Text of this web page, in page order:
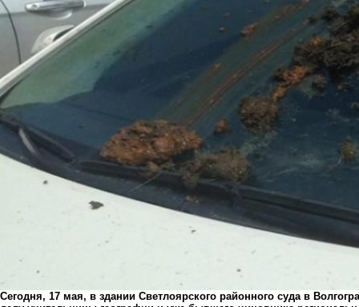
Сегодня, 17 мая, в здании Светлоярского районного суда в